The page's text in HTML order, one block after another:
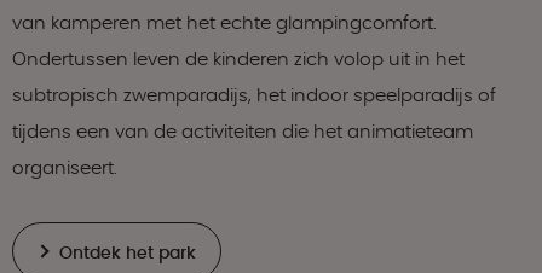
van kamperen met het echte glampingcomfort.
Ondertussen leven de kinderen zich volop uit in het
subtropisch zwemparadijs, het indoor speelparadijs of
tijdens een van de activiteiten die het animatieteam
organiseert.
Ontdek het park